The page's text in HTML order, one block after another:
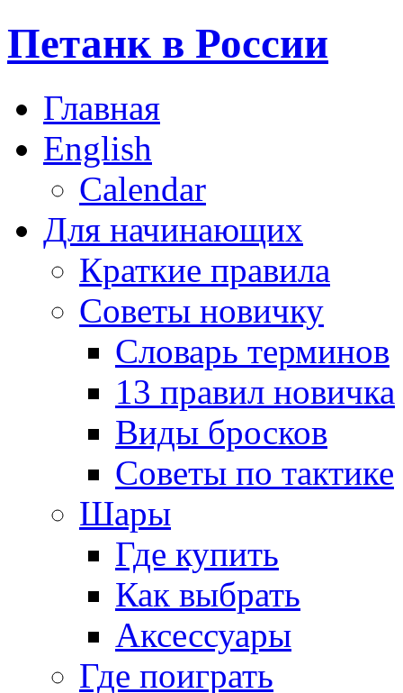
Петанк в России
Главная
English
Calendar
Для начинающих
Краткие правила
Советы новичку
Словарь терминов
13 правил новичка
Виды бросков
Советы по тактике
Шары
Где купить
Как выбрать
Аксессуары
Где поиграть